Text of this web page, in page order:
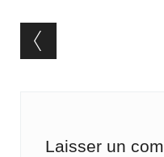
Post
Laisser un